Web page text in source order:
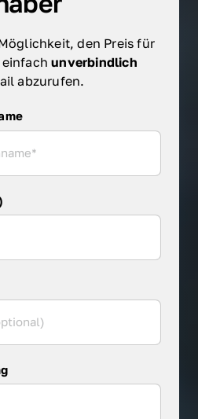
den Preis für
einfach
abzurufen.